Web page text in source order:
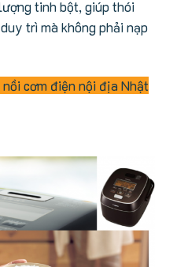
tinh bột, giúp thói
trì mà không phải nạp
cơm điện nội địa Nhật